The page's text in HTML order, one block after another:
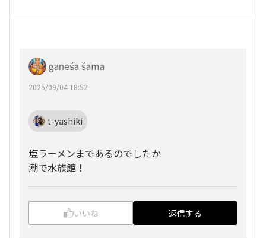
gaṇeśa śama
2025/09/04 18:52
t-yashiki
塩ラーメンまであるのでしたか
潮で水族館！
いいね 返信する